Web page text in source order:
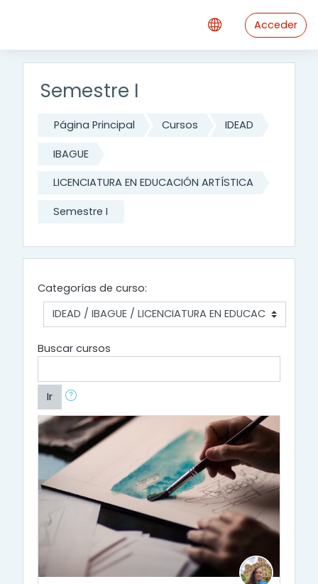
Acceder
Semestre I
Página Principal Cursos IDEAD
IBAGUE
LICENCIATURA EN EDUCACIÓN ARTÍSTICA
Semestre I
Categorías de curso:
Buscar cursos
Ir